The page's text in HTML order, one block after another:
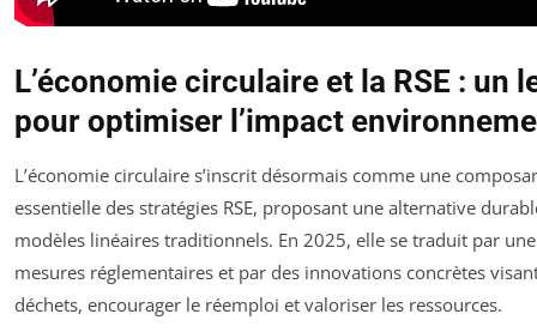
L’économie circulaire et la RSE : un
pour optimiser l’impact
L’économie circulaire s’inscrit désormais comme une
essentielle des stratégies RSE, proposant une alternative
modèles linéaires traditionnels. En 2025, elle se traduit par
mesures réglementaires et par des innovations concrètes
déchets, encourager le réemploi et valoriser les ressources.